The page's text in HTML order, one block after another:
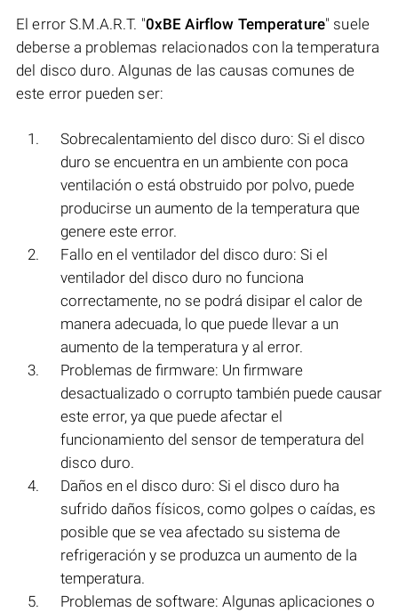
El error S.M.A.R.T. "0xBE Airflow Temperature" suele
deberse a problemas relacionados con la temperatura
del disco duro. Algunas de las causas comunes de
este error pueden ser:
Sobrecalentamiento del disco duro: Si el disco
duro se encuentra en un ambiente con poca
ventilación o está obstruido por polvo, puede
producirse un aumento de la temperatura que
genere este error.
Fallo en el ventilador del disco duro: Si el
ventilador del disco duro no funciona
correctamente, no se podrá disipar el calor de
manera adecuada, lo que puede llevar a un
aumento de la temperatura y al error.
Problemas de firmware: Un firmware
desactualizado o corrupto también puede causar
este error, ya que puede afectar el
funcionamiento del sensor de temperatura del
disco duro.
Daños en el disco duro: Si el disco duro ha
sufrido daños físicos, como golpes o caídas, es
posible que se vea afectado su sistema de
refrigeración y se produzca un aumento de la
temperatura.
Problemas de software: Algunas aplicaciones o